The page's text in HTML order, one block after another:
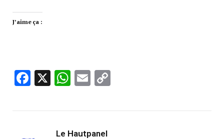
J’aime ça :
Facebook
X WhatsApp
Email
Le Hautpanel